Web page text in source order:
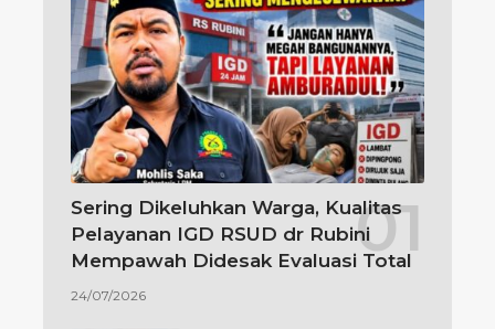
Sering Dikeluhkan Warga, Kualitas
Pelayanan IGD RSUD dr Rubini
Mempawah Didesak Evaluasi Total
24/07/2026